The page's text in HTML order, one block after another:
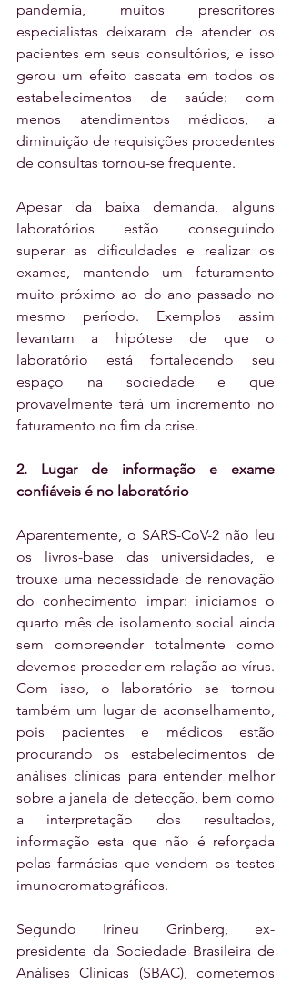
pandemia, muitos prescritores
especialistas deixaram de atender os
pacientes em seus consultórios, e isso
gerou um efeito cascata em todos os
estabelecimentos de saúde: com
menos atendimentos médicos, a
diminuição de requisições procedentes
de consultas tornou-se frequente.
Apesar da baixa demanda, alguns
laboratórios estão conseguindo
superar as dificuldades e realizar os
exames, mantendo um faturamento
muito próximo ao do ano passado no
mesmo período. Exemplos assim
levantam a hipótese de que o
laboratório está fortalecendo seu
espaço na sociedade e que
provavelmente terá um incremento no
faturamento no fim da crise.
2. Lugar de informação e exame
confiáveis é no laboratório
Aparentemente, o SARS-CoV-2 não leu
os livros-base das universidades, e
trouxe uma necessidade de renovação
do conhecimento ímpar: iniciamos o
quarto mês de isolamento social ainda
sem compreender totalmente como
devemos proceder em relação ao vírus.
Com isso, o laboratório se tornou
também um lugar de aconselhamento,
pois pacientes e médicos estão
procurando os estabelecimentos de
análises clínicas para entender melhor
sobre a janela de detecção, bem como
a interpretação dos resultados,
informação esta que não é reforçada
pelas farmácias que vendem os testes
imunocromatográficos.
Segundo Irineu Grinberg, ex-
presidente da Sociedade Brasileira de
Análises Clínicas (SBAC), cometemos